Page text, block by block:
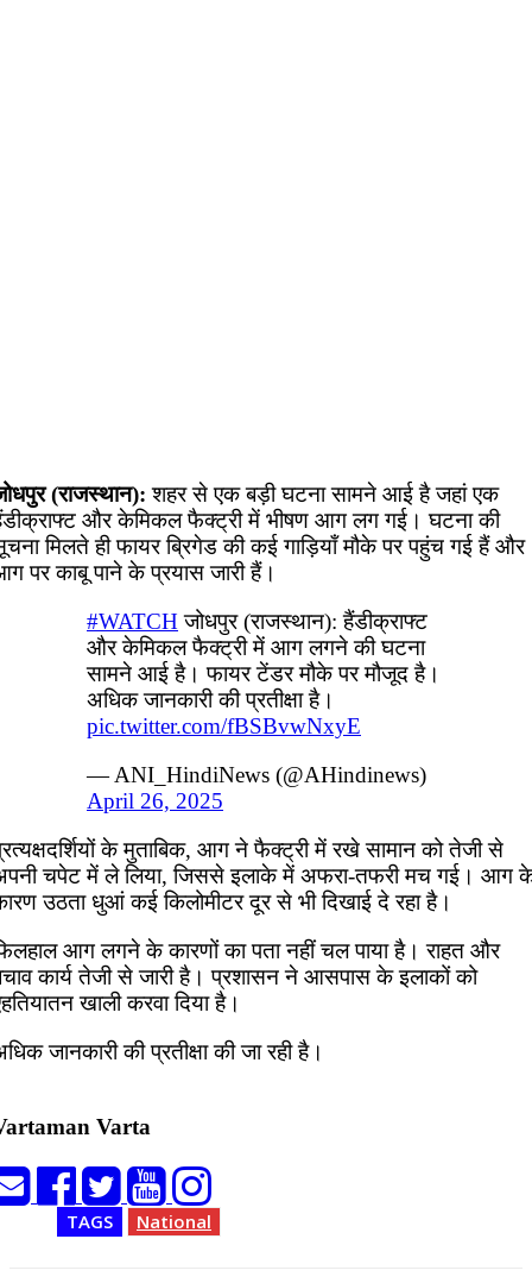
(राजस्थान):शहर से एक बड़ी घटना सामने आई है जहां एक
और केमिकल फैक्ट्री में भीषण आग लग गई। घटना की
मिलते ही फायर ब्रिगेड की कई गाड़ियाँ मौके पर पहुंच गई हैं और
पर काबू पाने के प्रयास जारी हैं।
#WATCH जोधपुर (राजस्थान): हैंडीक्राफ्ट
और केमिकल फैक्ट्री में आग लगने की घटना
सामने आई है। फायर टेंडर मौके पर मौजूद है।
अधिक जानकारी की प्रतीक्षा है।
pic.twitter.com/fBSBvwNxyE
— ANI_HindiNews (@AHindinews)
April 26, 2025
के मुताबिक, आग ने फैक्ट्री में रखे सामान को तेजी से
चपेट में ले लिया, जिससे इलाके में अफरा-तफरी मच गई। आग
उठता धुआं कई किलोमीटर दूर से भी दिखाई दे रहा है।
आग लगने के कारणों का पता नहीं चल पाया है। राहत और
कार्य तेजी से जारी है। प्रशासन ने आसपास के इलाकों को
खाली करवा दिया है।
जानकारी की प्रतीक्षा की जा रही है।
Varta
TAGS National